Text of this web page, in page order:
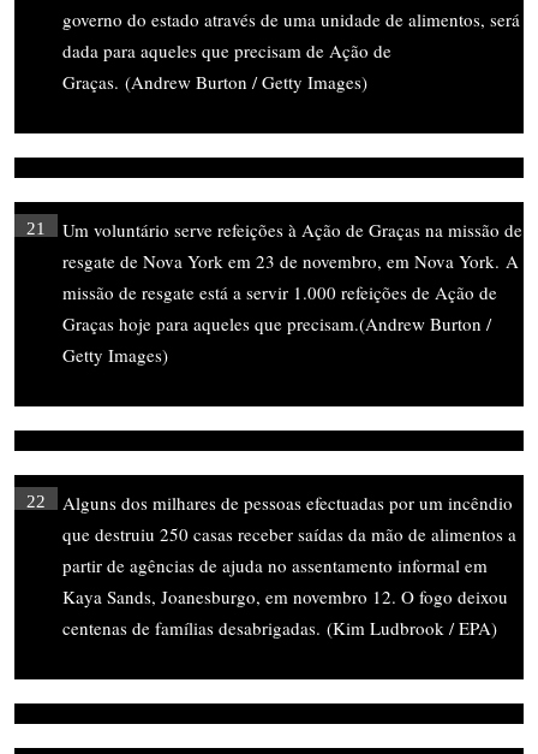
governo do estado através de uma unidade de alimentos, será
dada para aqueles que precisam de Ação de
Graças. (Andrew Burton / Getty Images)
21
Um voluntário serve refeições à Ação de Graças na missão de
resgate de Nova York em 23 de novembro, em Nova York. A
missão de resgate está a servir 1.000 refeições de Ação de
Graças hoje para aqueles que precisam.(Andrew Burton /
Getty Images)
22
Alguns dos milhares de pessoas efectuadas por um incêndio
que destruiu 250 casas receber saídas da mão de alimentos a
partir de agências de ajuda no assentamento informal em
Kaya Sands, Joanesburgo, em novembro 12. O fogo deixou
centenas de famílias desabrigadas. (Kim Ludbrook / EPA)